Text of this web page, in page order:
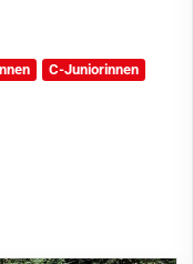
C-Juniorinnen